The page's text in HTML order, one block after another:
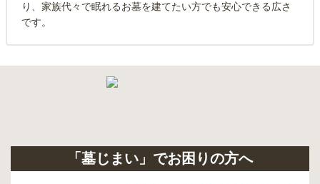
り、家族代々で眠れるお墓を建てたい方でも安心できる広さ
です。
「墓じまい」でお困りの方へ